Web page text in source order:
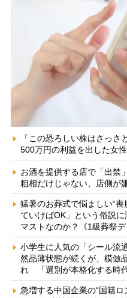
「この恐ろしい株はさっ
500万円の利益を出した女
お酒を提供する店で「出
粗相だけじゃない、店側が
猛暑のお葬式で悩ましい“
ていけばOK」という俗説
マストなのか？《1級葬祭デ
小学生に人気の「シール
然品薄状態が続くが、模倣
れ 「選別が本格化する時代
急増する中国企業の“国籍